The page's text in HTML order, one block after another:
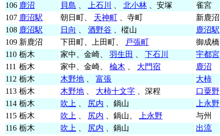
106 鹿沼 貝島 上石川 北小林 、安塚
雀宮
107 鹿沼駅 朝日町、 天神町 、寺町
新鹿沼
108 鹿沼駅 日向 酒野谷 、樅山
鹿沼駅
109 新鹿沼 下田町、上田町、 戸張町
御成橋
110 栃木 家中、金崎、 羽生田 下石川
宇都宮
111 栃木 家中、金崎、 楡木 大門宿
鹿沼
112 栃木 木野地 富張
大柿
113 栃木 木野地 大柿十文字 、深程
口粟野
114 栃木 吹上 尻内 、鍋山
上永野
115 栃木 吹上 尻内 、鍋山、 上永野
与州
116 栃木 吹上 尻内 、鍋山
出流